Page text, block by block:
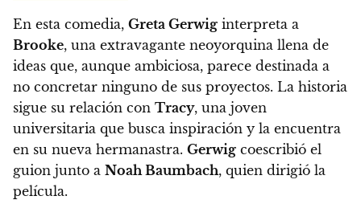
En esta comedia, Greta Gerwig interpreta a
Brooke, una extravagante neoyorquina llena de
ideas que, aunque ambiciosa, parece destinada a
no concretar ninguno de sus proyectos. La historia
sigue su relación con Tracy, una joven
universitaria que busca inspiración y la encuentra
en su nueva hermanastra. Gerwig coescribió el
guion junto a Noah Baumbach, quien dirigió la
película.